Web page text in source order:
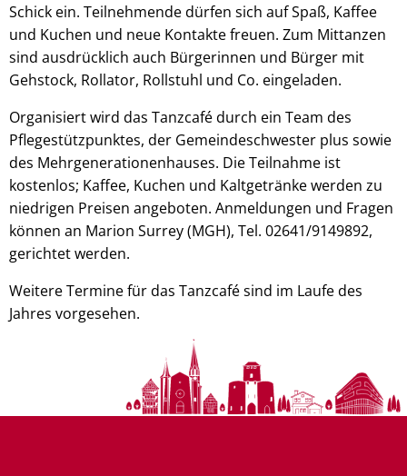
Schick ein. Teilnehmende dürfen sich auf Spaß, Kaffee
und Kuchen und neue Kontakte freuen. Zum Mittanzen
sind ausdrücklich auch Bürgerinnen und Bürger mit
Gehstock, Rollator, Rollstuhl und Co. eingeladen.
Organisiert wird das Tanzcafé durch ein Team des
Pflegestützpunktes, der Gemeindeschwester plus sowie
des Mehrgenerationenhauses. Die Teilnahme ist
kostenlos; Kaffee, Kuchen und Kaltgetränke werden zu
niedrigen Preisen angeboten. Anmeldungen und Fragen
können an Marion Surrey (MGH), Tel. 02641/9149892,
gerichtet werden.
Weitere Termine für das Tanzcafé sind im Laufe des
Jahres vorgesehen.